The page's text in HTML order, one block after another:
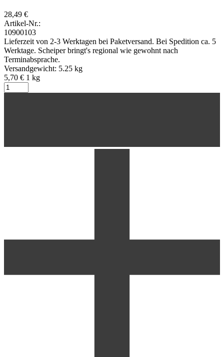
28,49 €
Artikel-Nr.:
10900103
Lieferzeit von 2-3 Werktagen bei Paketversand. Bei Spedition ca. 5
Werktage. Scheiper bringt's regional wie gewohnt nach
Terminabsprache.
Versandgewicht: 5.25 kg
5,70 € 1 kg